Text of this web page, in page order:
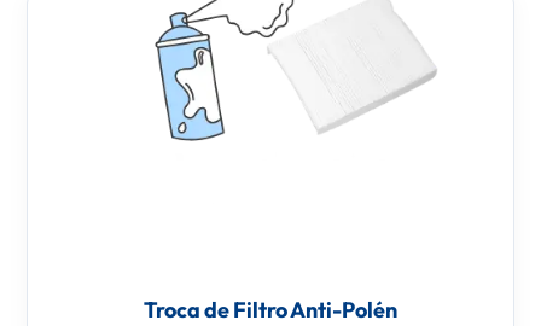
Troca de Filtro Anti-Polén